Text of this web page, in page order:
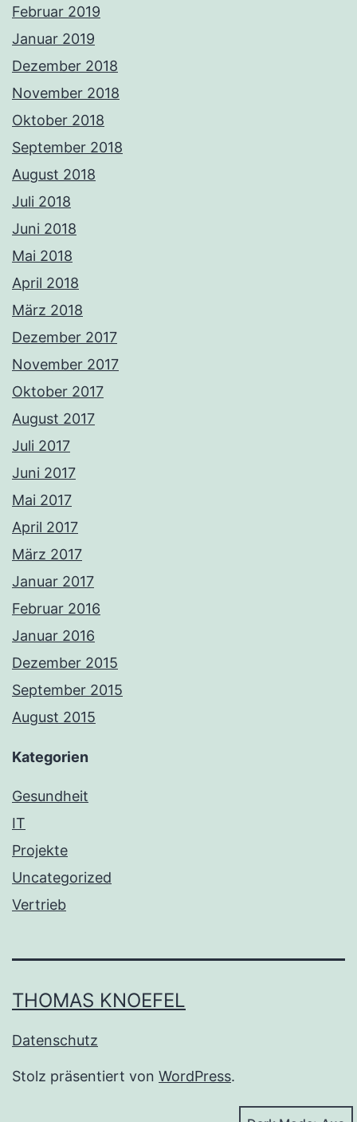
Februar 2019
Januar 2019
Dezember 2018
November 2018
Oktober 2018
September 2018
August 2018
Juli 2018
Juni 2018
Mai 2018
April 2018
März 2018
Dezember 2017
November 2017
Oktober 2017
August 2017
Juli 2017
Juni 2017
Mai 2017
April 2017
März 2017
Januar 2017
Februar 2016
Januar 2016
Dezember 2015
September 2015
August 2015
Kategorien
Gesundheit
IT
Projekte
Uncategorized
Vertrieb
THOMAS KNOEFEL
Datenschutz
Stolz präsentiert von WordPress.